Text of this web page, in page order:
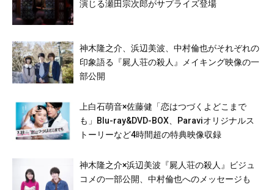
演じる瀬田宗次郎がサプライズ登場
神⽊隆之介、浜辺美波、中村倫也がそれぞれの
印象語る『屍人荘の殺人』メイキング映像の一
部公開
上白石萌音×佐藤健「恋はつづくよどこまで
も」Blu-ray&DVD-BOX、Paraviオリジナルス
トーリーなど4時間超の特典映像収録
神木隆之介×浜辺美波『屍人荘の殺人』ビジュ
コメの一部公開、中村倫也へのメッセージも